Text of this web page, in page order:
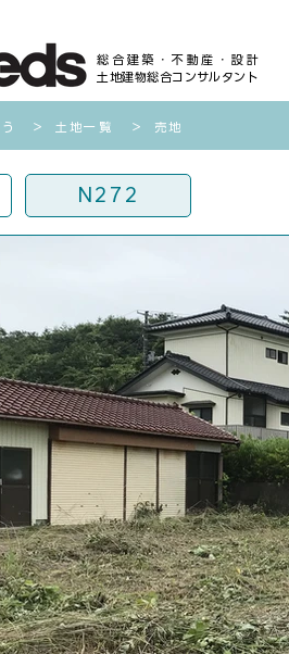
総合建築・不動産・設計
土地建物総合コンサルタント
​＞ 土地一覧 ​＞ 売地
N272